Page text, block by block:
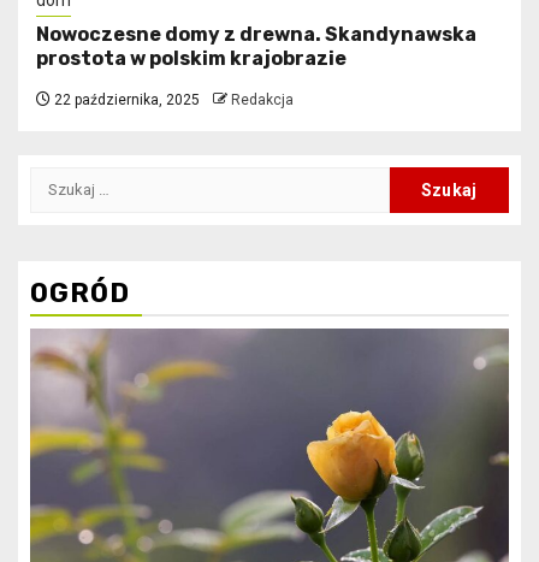
Nowoczesne domy z drewna. Skandynawska
prostota w polskim krajobrazie
22 października, 2025 Redakcja
Szukaj:
OGRÓD